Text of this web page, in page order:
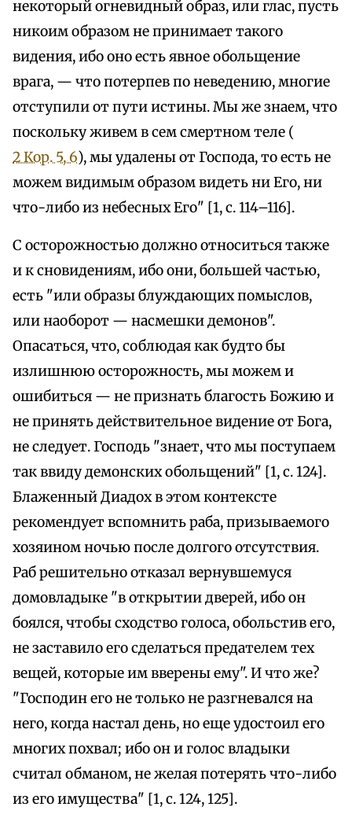
некоторый огневидный образ, или глас, пусть
никоим образом не принимает такого
видения, ибо оно есть явное обольщение
врага, — что потерпев по неведению, многие
отступили от пути истины. Мы же знаем, что
поскольку живем в сем смертном теле (
2 Кор. 5, 6), мы удалены от Господа, то есть не
можем видимым образом видеть ни Его, ни
что-либо из небесных Его" [1, с. 114–116].
С осторожностью должно относиться также
и к сновидениям, ибо они, большей частью,
есть "или образы блуждающих помыслов,
или наоборот — насмешки демонов".
Опасаться, что, соблюдая как будто бы
излишнюю осторожность, мы можем и
ошибиться — не признать благость Божию и
не принять действительное видение от Бога,
не следует. Господь "знает, что мы поступаем
так ввиду демонских обольщений" [1, с. 124].
Блаженный Диадох в этом контексте
рекомендует вспомнить раба, призываемого
хозяином ночью после долгого отсутствия.
Раб решительно отказал вернувшемуся
домовладыке "в открытии дверей, ибо он
боялся, чтобы сходство голоса, обольстив его,
не заставило его сделаться предателем тех
вещей, которые им вверены ему". И что же?
"Господин его не только не разгневался на
него, когда настал день, но еще удостоил его
многих похвал; ибо он и голос владыки
считал обманом, не желая потерять что-либо
из его имущества" [1, с. 124, 125].